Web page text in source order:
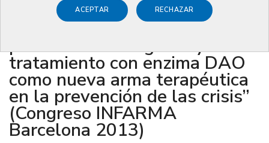
ACEPTAR RECHAZAR
Déficit de la actividad
DiAminoOxidasa (DAO) en
pacientes con migraña y su
tratamiento con enzima DAO
como nueva arma terapéutica
en la prevención de las crisis”
(Congreso INFARMA
Barcelona 2013)